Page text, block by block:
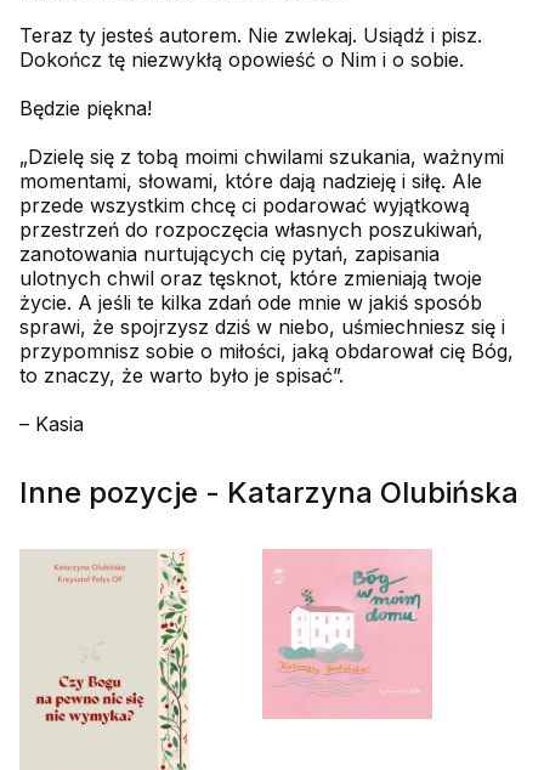
Teraz ty jesteś autorem. Nie zwlekaj. Usiądź i pisz.
Dokończ tę niezwykłą opowieść o Nim i o sobie.
Będzie piękna!
„Dzielę się z tobą moimi chwilami szukania, ważnymi
momentami, słowami, które dają nadzieję i siłę. Ale
przede wszystkim chcę ci podarować wyjątkową
przestrzeń do rozpoczęcia własnych poszukiwań,
zanotowania nurtujących cię pytań, zapisania
ulotnych chwil oraz tęsknot, które zmieniają twoje
życie. A jeśli te kilka zdań ode mnie w jakiś sposób
sprawi, że spojrzysz dziś w niebo, uśmiechniesz się i
przypomnisz sobie o miłości, jaką obdarował cię Bóg,
to znaczy, że warto było je spisać”.
– Kasia
Inne pozycje - Katarzyna Olubińska